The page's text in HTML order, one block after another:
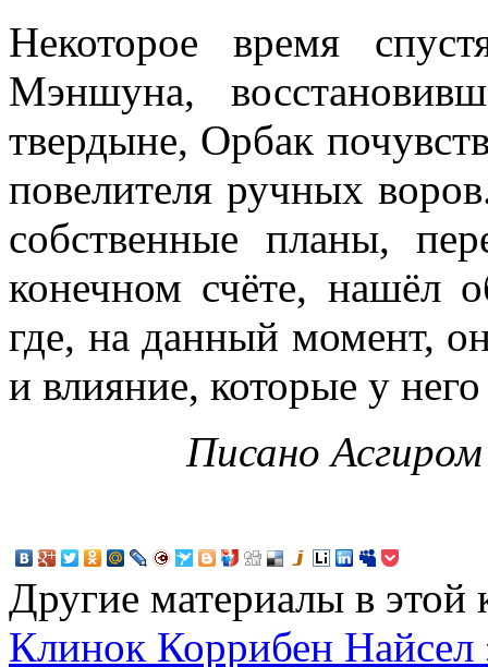
Некоторое время
Мэншуна,
твердыне, Орбак
повелителя ручных
собственные планы,
конечном счёте, нашёл
где, на данный момент,
и влияние, которые у
Писано
Другие материалы в этой
Клинок Коррибен Найсел